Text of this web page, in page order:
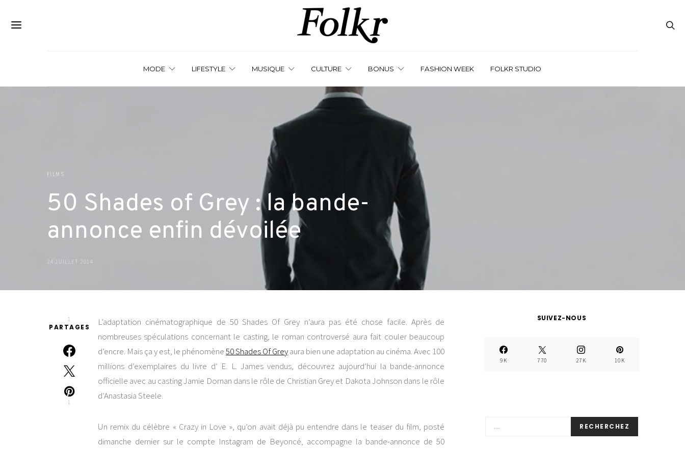
MODE LIFESTYLE MUSIQUE CULTURE BONUS FASHION WEEK FOLKR STUDIO
FILMS
50 Shades of Grey : la bande-
annonce enfin dévoilée
24 JUILLET 2014
1
PARTAGES
1
L’adaptation cinématographique de 50 Shades Of Grey n’aura pas été chose facile. Après de
nombreuses spéculations concernant le casting, le roman controversé aura fait couler beaucoup
d’encre. Mais ça y est, le phénomène50 Shades Of Greyaura bien une adaptation au cinéma. Avec 100
millions d’exemplaires du livre d’ E. L. James vendus, découvrez aujourd’hui la bande-annonce
officielle avec au casting Jamie Dornan dans le rôle de Christian Grey et Dakota Johnson dans le rôle
d’Anastasia Steele.
Un remix du célèbre « Crazy in Love », qu’on avait déjà pu entendre dans le teaser du film, posté
dimanche dernier sur le compte Instagram de Beyoncé, accompagne la bande-annonce de 50
SUIVEZ-NOUS
9K 770 27K 10K
RECHERCHEZ